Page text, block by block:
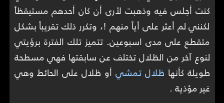
كنت أجلس فيه وذهبت لأرى أن كان أحدهم مستيقظاً
لكنني لم أعثر على أياً منهم !، وتكرر ذلك تقريباً بشكل
متقطع على مدى اسبوعين. تتميز تلك الفترة برؤيتي
لنوع آخر من الظلال تختلف عن سابقتها فهي مسطحة
طويلة كأنها ظلال تمشي أو ظلال على الحائط وهي
غير مؤذية .